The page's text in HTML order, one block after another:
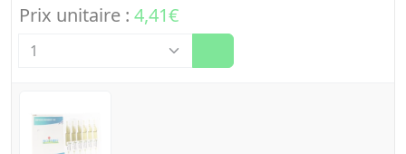
Prix unitaire : 4,41€